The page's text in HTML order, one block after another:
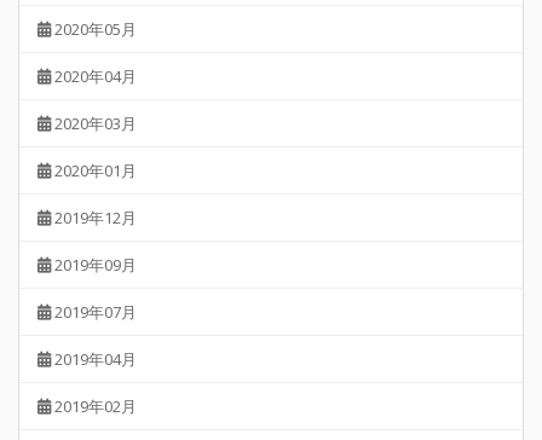
2020年05月
2020年04月
2020年03月
2020年01月
2019年12月
2019年09月
2019年07月
2019年04月
2019年02月